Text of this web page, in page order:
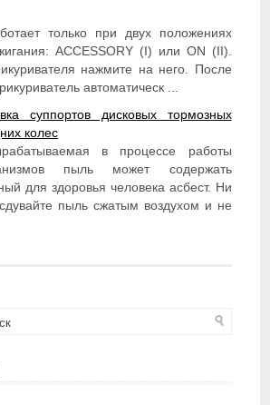
только при двух положениях
ACCESSORY (I) или ON (II).
нажмите на него. После
автоматическ ...
суппортов дисковых тормозных
колес
в процессе работы
пыль может содержать
для здоровья человека асбест. Ни
пыль сжатым воздухом и не